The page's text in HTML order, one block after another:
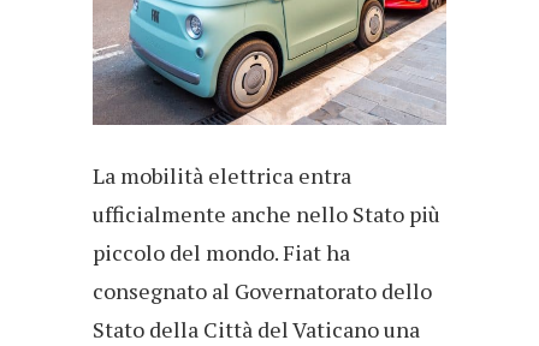
La mobilità elettrica entra
ufficialmente anche nello Stato più
piccolo del mondo. Fiat ha
consegnato al Governatorato dello
Stato della Città del Vaticano una